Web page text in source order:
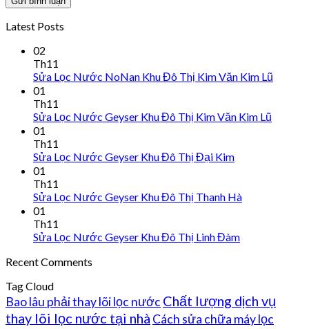
Latest Posts
02
Th11
Sửa Lọc Nước NoNan Khu Đô Thị Kim Văn Kim Lũ
01
Th11
Sửa Lọc Nước Geyser Khu Đô Thị Kim Văn Kim Lũ
01
Th11
Sửa Lọc Nước Geyser Khu Đô Thị Đại Kim
01
Th11
Sửa Lọc Nước Geyser Khu Đô Thị Thanh Hà
01
Th11
Sửa Lọc Nước Geyser Khu Đô Thị Linh Đàm
Recent Comments
Tag Cloud
Bao lâu phải thay lõi lọc nước Chất lượng dịch vụ
thay lõi lọc nước tại nhà Cách sửa chữa máy lọc